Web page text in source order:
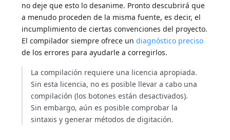
no deje que esto lo desanime. Pronto descubrirá que
a menudo proceden de la misma fuente, es decir, el
incumplimiento de ciertas convenciones del proyecto.
El compilador siempre ofrece undiagnóstico preciso
de los errores para ayudarle a corregirlos.
La compilación requiere una licencia apropiada.
Sin esta licencia, no es posible llevar a cabo una
compilación (los botones están desactivados).
Sin embargo, aún es posible comprobar la
sintaxis y generar métodos de digitación.